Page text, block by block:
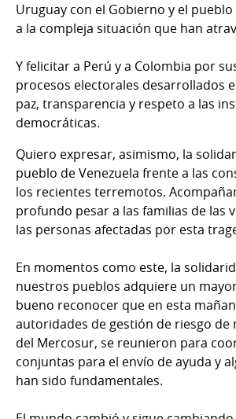
Uruguay con el Gobierno y el
a la compleja situación que han
Y felicitar a Perú y a Colombia por
procesos electorales desarrollados
paz, transparencia y respeto a las
democráticas.
Quiero expresar, asimismo, la
pueblo de Venezuela frente a las
los recientes terremotos.
profundo pesar a las familias de las
las personas afectadas por esta
En momentos como este, la
nuestros pueblos adquiere un
bueno reconocer que en esta
autoridades de gestión de riesgo de
del Mercosur, se reunieron para
conjuntas para el envío de ayuda y
han sido fundamentales.